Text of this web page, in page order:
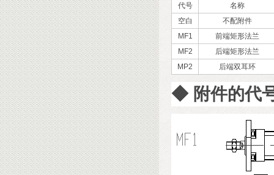
代号
名称
空白
不配附件
MF1
前端矩形法兰
MF2
后端矩形法兰
MP2
后端双耳环
◆ 附件的代